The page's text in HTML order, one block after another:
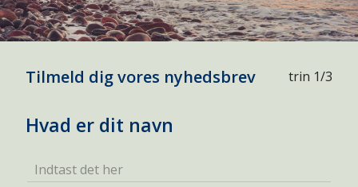
Tilmeld dig vores nyhedsbrev trin 1/3
Hvad er dit navn
Indtast det her